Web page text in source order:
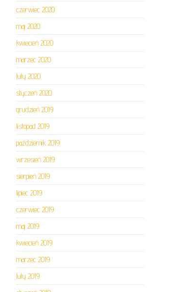
czerwiec 2020
maj 2020
kwiecień 2020
marzec 2020
luty 2020
styczeń 2020
grudzień 2019
listopad 2019
październik 2019
wrzesień 2019
sierpień 2019
lipiec 2019
czerwiec 2019
maj 2019
kwiecień 2019
marzec 2019
luty 2019